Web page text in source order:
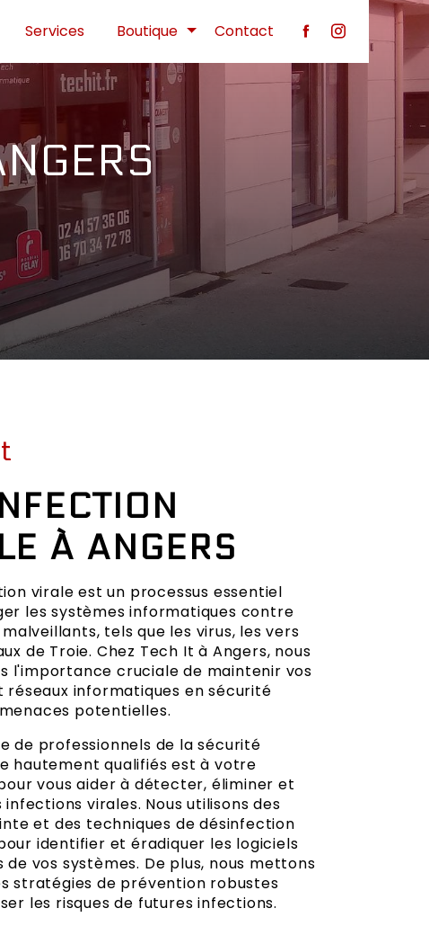
Services Boutique Contact
À ANGERS
virale est un processus essentiel
les systèmes informatiques contre
tels que les virus, les vers
de Troie. Chez Tech It à Angers, nous
l'importance cruciale de maintenir vos
réseaux informatiques en sécurité
potentielles.
de professionnels de la sécurité
hautement qualifiés est à votre
vous aider à détecter, éliminer et
virales. Nous utilisons des
et des techniques de désinfection
identifier et éradiquer les logiciels
de vos systèmes. De plus, nous mettons
stratégies de prévention robustes
les risques de futures infections.